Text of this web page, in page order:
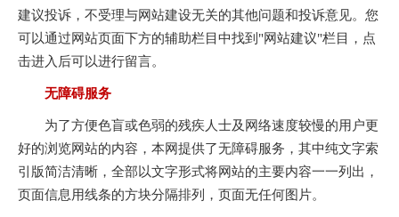
建议投诉，不受理与网站建设无关的其他问题和投诉意见。您
可以通过网站页面下方的辅助栏目中找到"网站建议"栏目，点
击进入后可以进行留言。
无障碍服务
为了方便色盲或色弱的残疾人士及网络速度较慢的用户更
好的浏览网站的内容，本网提供了无障碍服务，其中纯文字索
引版简洁清晰，全部以文字形式将网站的主要内容一一列出，
页面信息用线条的方块分隔排列，页面无任何图片。